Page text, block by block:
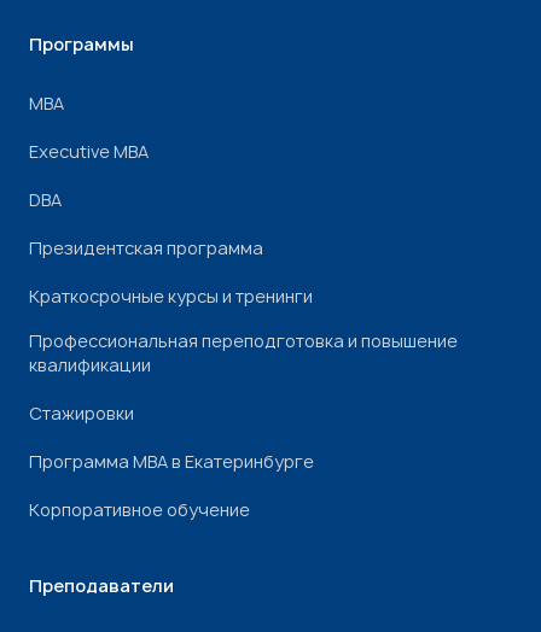
Программы
МВА
Executive MBA
DBA
Президентская программа
Краткосрочные курсы и тренинги
Профессиональная переподготовка и повышение
квалификации
Стажировки
Программа МВА в Екатеринбурге
Корпоративное обучение
Преподаватели